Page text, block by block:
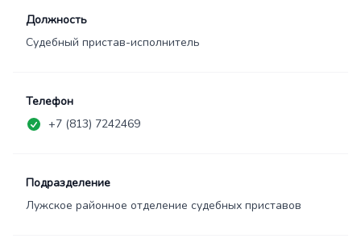
Должность
Судебный пристав-исполнитель
Телефон
+7 (813) 7242469
Подразделение
Лужское районное отделение судебных приставов